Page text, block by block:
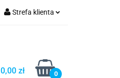
Strefa klienta
Dodaj zgłoszenie
0,00 zł 0